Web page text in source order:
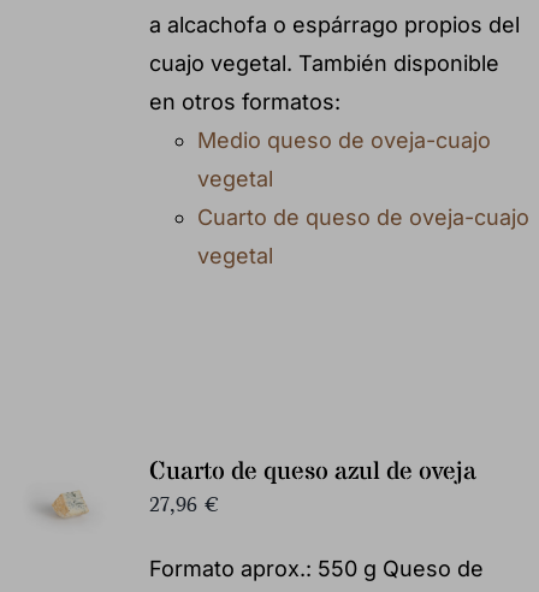
a alcachofa o espárrago propios del
cuajo vegetal. También disponible
en otros formatos:
Medio queso de oveja-cuajo
vegetal
Cuarto de queso de oveja-cuajo
vegetal
Cuarto de queso azul de oveja
27,96 €
Formato aprox.: 550 g Queso de